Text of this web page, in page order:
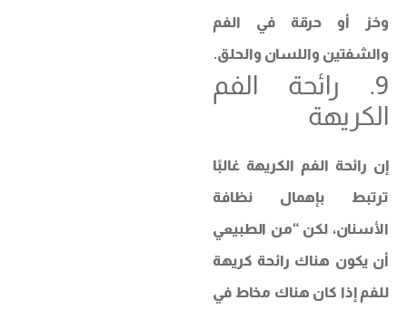
وخز أو حرقة في الفم
والشفتين واللسان والحلق.
9. رائحة الفم
الكريهة
إن رائحة الفم الكريهة غالبًا
ترتبط بإهمال نظافة
الأسنان، لكن “من الطبيعي
أن يكون هناك رائحة كريهة
للفم إذا كان هناك مخاط في